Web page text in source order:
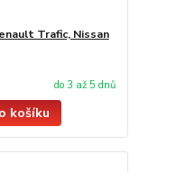
Trafic, Nissan
do 3 až 5 dnů
košíku